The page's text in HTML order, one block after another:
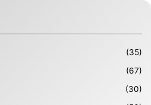
(35)
(67)
(30)